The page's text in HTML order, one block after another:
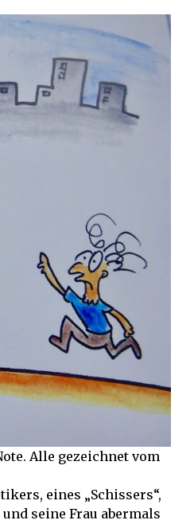
Alle gezeichnet vom
eines „Schissers“,
seine Frau abermals